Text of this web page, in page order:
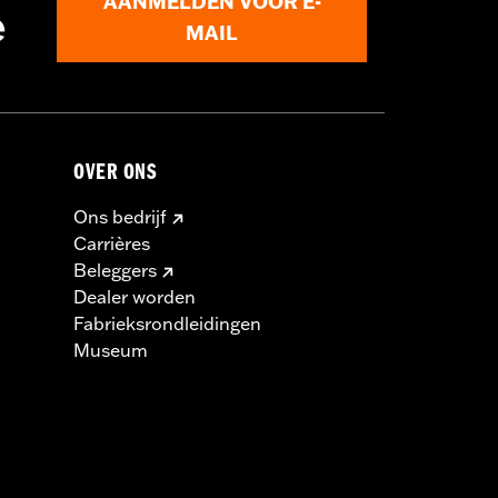
MAIL
OVER ONS
Ons bedrijf
Carrières
Beleggers
Dealer worden
Fabrieksrondleidingen
Museum